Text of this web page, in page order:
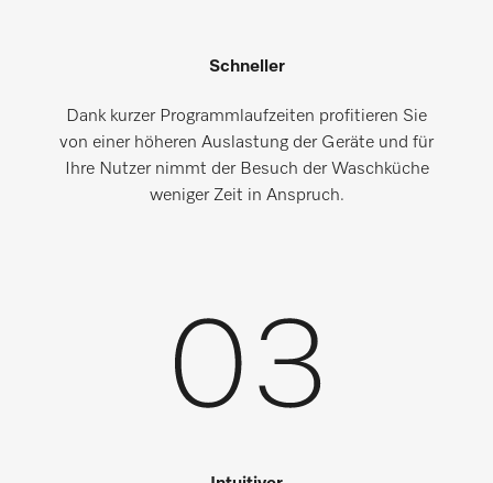
Schneller
Dank kurzer Programmlaufzeiten profitieren Sie
von einer höheren Auslastung der Geräte und für
Ihre Nutzer nimmt der Besuch der Waschküche
weniger Zeit in Anspruch.